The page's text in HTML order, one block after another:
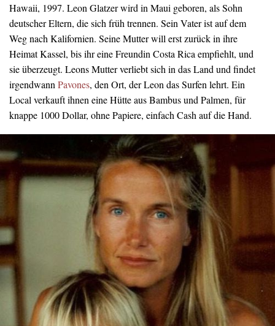
Hawaii, 1997. Leon Glatzer wird in Maui geboren, als Sohn
deutscher Eltern, die sich früh trennen. Sein Vater ist auf dem
Weg nach Kalifornien. Seine Mutter will erst zurück in ihre
Heimat Kassel, bis ihr eine Freundin Costa Rica empfiehlt, und
sie überzeugt. Leons Mutter verliebt sich in das Land und findet
irgendwann Pavones, den Ort, der Leon das Surfen lehrt. Ein
Local verkauft ihnen eine Hütte aus Bambus und Palmen, für
knappe 1000 Dollar, ohne Papiere, einfach Cash auf die Hand.